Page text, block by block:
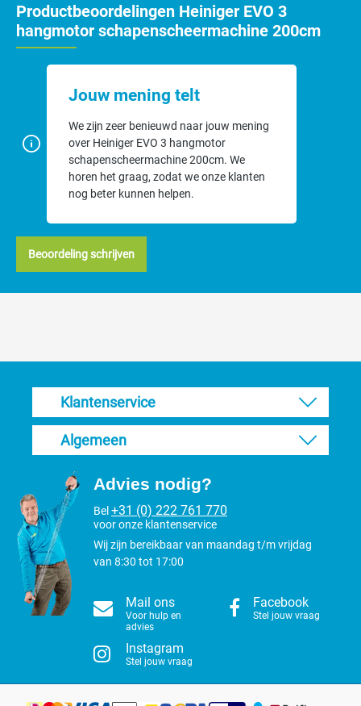
blokkeren. De machine heeft een ongekende kracht en heeft een
rustige loop.
Productbeoordelingen Heiniger EVO 3
hangmotor schapenscheermachine 200cm
Jouw mening telt
We zijn zeer benieuwd naar jouw mening
over Heiniger EVO 3 hangmotor
schapenscheermachine 200cm. We
horen het graag, zodat we onze klanten
nog beter kunnen helpen.
Beoordeling schrijven
Klantenservice
Algemeen
Advies nodig?
Bel +31 (0) 222 761 770
voor onze klantenservice
Wij zijn bereikbaar van maandag t/m vrijdag
van 8:30 tot 17:00
Mail ons
Voor hulp en
advies
Facebook
Stel jouw vraag
Instagram
Stel jouw vraag